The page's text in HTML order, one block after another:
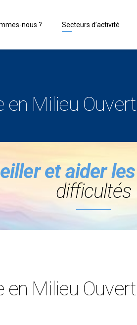
nous ? Secteurs d’activité
en Milieu Ouvert
et aider
difficultés
en Milieu